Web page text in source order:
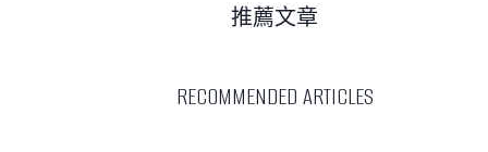
RECOMMENDED ARTICLES
推薦文章